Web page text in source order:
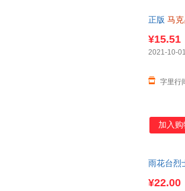
正版 马克
¥15.51
字里行
2021-10-01
加入
雨花台烈
¥22.00